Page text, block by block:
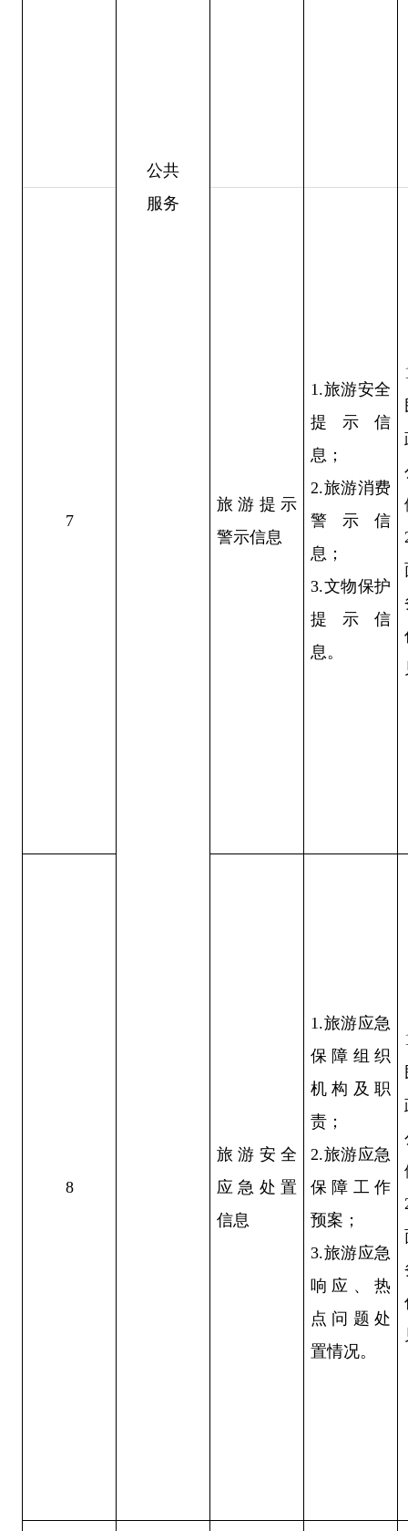
公共
服务
7
旅游提示
警示信息
1.旅游安全
提示信
息；
2.旅游消费
警示信
息；
3.文物保护
提示信
息。
8
旅游安全
应急处置
信息
1.旅游应急
保障组织
机构及职
责；
2.旅游应急
保障工作
预案；
3.旅游应急
响应、热
点问题处
置情况。